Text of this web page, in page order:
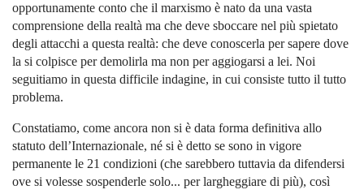
opportunamente conto che il marxismo è nato da una vasta
comprensione della realtà ma che deve sboccare nel più spietato
degli attacchi a questa realtà: che deve conoscerla per sapere dove
la si colpisce per demolirla ma non per aggiogarsi a lei. Noi
seguitiamo in questa difficile indagine, in cui consiste tutto il tutto
problema.
Constatiamo, come ancora non si è data forma definitiva allo
statuto dell’Internazionale, né si è detto se sono in vigore
permanente le 21 condizioni (che sarebbero tuttavia da difendersi
ove si volesse sospenderle solo... per largheggiare di più), così